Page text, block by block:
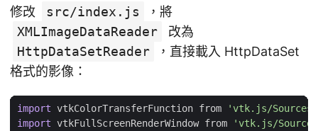
修改
src/index.js
，將
XMLImageDataReader
改為
HttpDataSetReader
，直接載入 HttpDataSet
格式的影像：
import vtkColorTransferFunction from
'vtk.js/Sources/
import vtkFullScreenRenderWindow from
'vtk.js/Sources/